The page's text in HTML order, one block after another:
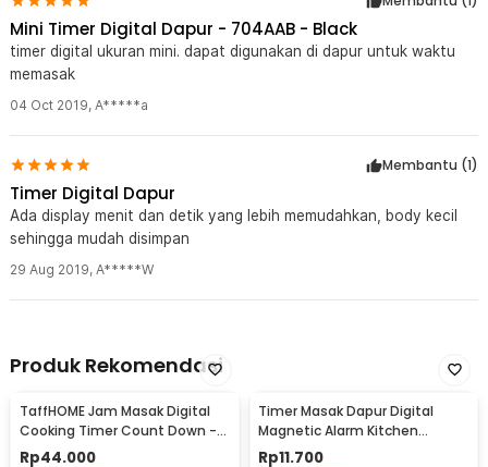
Kelengkapan Produk
Rincian yang Anda dapatkan untuk pembelian produk ini:
Countdown - 704AAB
Mini Timer Digital Dapur - 704AAB - Black
timer digital ukuran mini. dapat digunakan di dapur untuk waktu
memasak
04 Oct 2019, A*****a
Membantu (1)
Timer Digital Dapur
Ada display menit dan detik yang lebih memudahkan, body kecil
sehingga mudah disimpan
29 Aug 2019, A*****W
Produk Rekomendasi
TaffHOME Jam Masak Digital
Cooking Timer Count Down -
DC101
Rp44.000
Timer Masak Dapur Digital
Magnetic Alarm Kitchen
Countdown - DOL-118
Rp11.700